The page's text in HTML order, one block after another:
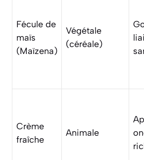
Fécule de
maïs
(Maïzena)
Végétale
(céréale)
Crème
fraîche
Animale